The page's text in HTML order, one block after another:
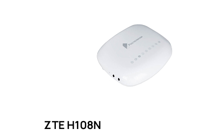
ZTE H108N